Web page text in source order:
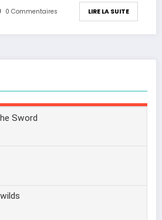
0 Commentaires LIRE LA SUITE